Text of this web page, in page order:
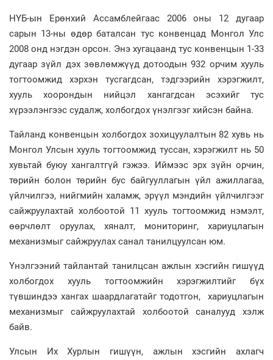
НҮБ-ын Ерөнхий Ассамблейгаас 2006 оны 12 дугаар
сарын 13-ны өдөр баталсан тус конвенцад Монгол Улс
2008 онд нэгдэн орсон. Энэ хугацаанд тус конвенцын 1-33
дугаар зүйл дэх зөвлөмжүүд дотоодын 932 орчим хууль
тогтоомжид хэрхэн тусгагдсан, тэдгээрийн хэрэгжилт,
хууль хоорондын нийцэл хангагдсан эсэхийг тус
хүрээлэнгээс судалж, холбогдох үнэлгээг хийсэн байна.
Тайланд конвенцын холбогдох зохицуулалтын 82 хувь нь
Монгол Улсын хууль тогтоомжид туссан, хэрэгжилт нь 50
хувьтай буюу хангалтгүй гэжээ. Иймээс эрх зүйн орчин,
төрийн болон төрийн бус байгууллагын үйл ажиллагаа,
үйлчилгээ, нийгмийн халамж, эрүүл мэндийн үйлчилгээг
сайжруулахтай холбоотой 11 хууль тогтоомжид нэмэлт,
өөрчлөлт оруулах, хяналт, мониторинг, хариуцлагын
механизмыг сайжруулах санал танилцуулсан юм.
Үнэлгээний тайлантай танилцсан ажлын хэсгийн гишүүд
холбогдох хууль тогтоомжийн хэрэгжилтийг бүх
түвшиндээ хангах шаардлагатайг тодотгон, хариуцлагын
механизмыг сайжруулахтай холбоотой саналууд хэлж
байв.
Улсын Их Хурлын гишүүн, ажлын хэсгийн ахлагч